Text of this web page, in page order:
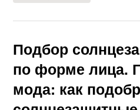
Подбор
по форме лица.
мода: как